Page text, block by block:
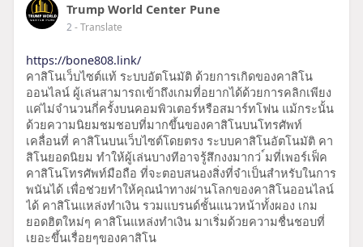
Trump World Center Pune
2- Translate
https://bone808.link/
คาสิโนเว็บไซต์แท้ ระบบอัตโนมัติ ด้วยการเกิดของคาสิโน
ออนไลน์ ผู้เล่นสามารถเข้าถึงเกมที่อยากได้ด้วยการคลิกเพียง
แค่ไม่จำนวนกี่ครั้งบนคอมพิวเตอร์หรือสมาร์ทโฟน แม้กระนั้น
ด้วยความนิยมชมชอบที่มากขึ้นของคาสิโนบนโทรศัพท์
เคลื่อนที่ คาสิโนบนเว็บไซต์โดยตรง ระบบคาสิโนอัตโนมัติ คา
สิโนยอดนิยม ทำให้ผู้เล่นบางทีอาจรู้สึกงงมากว่ ์มที่เพอร์เฟ็ค
คาสิโนโทรศัพท์มือถือ ที่จะตอบสนองสิ่งที่จำเป็นสำหรับในการ
พนันได้ เพื่อช่วยทำให้คุณนำทางผ่านโลกของคาสิโนออนไลน์
ได้ คาสิโนแหล่งทำเงิน รวมแบรนด์ชั้นแนวหน้าทั้งผอง เกม
ยอดฮิตใหม่ๆ คาสิโนแหล่งทำเงิน มาเริ่มด้วยความชื่นชอบที่
เยอะขึ้นเรื่อยๆของคาสิโน